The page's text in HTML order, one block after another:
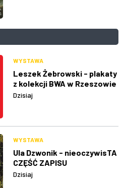
WYSTAWA
Leszek Żebrowski - plakaty
z kolekcji BWA w Rzeszowie
Dzisiaj
WYSTAWA
Ula Dzwonik - nieoczywisTA
CZĘŚĆ ZAPISU
Dzisiaj